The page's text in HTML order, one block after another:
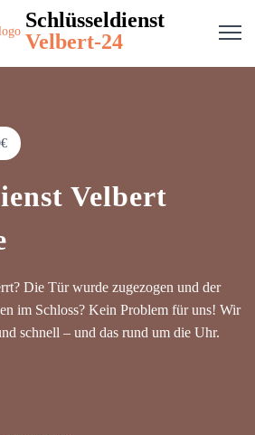
Schlüsseldienst
Velbert-24
Velbert
Die Tür wurde zugezogen und der
im Schloss? Kein Problem für uns! Wir
schnell – und das rund um die Uhr.